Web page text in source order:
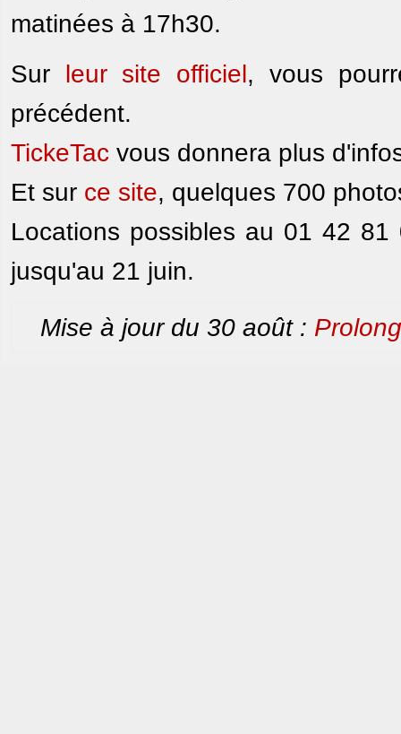
matinées à 17h30.
Sur leur site officiel, vous
précédent.
TickeTac vous donnera plus
Et sur ce site, quelques 700
Locations possibles au 01 42
jusqu'au 21 juin.
Mise à jour du 30 août :